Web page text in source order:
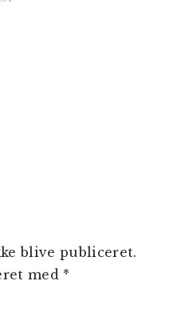
blive publiceret.
med *